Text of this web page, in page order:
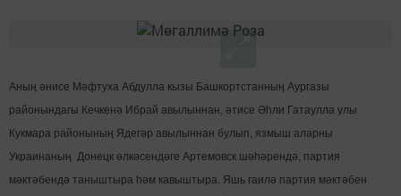
Аның әнисе Мәфтуха Абдулла кызы Башкортстанның Аургазы
районындагы Кечкенә Ибрай авылыннан, әтисе Әһли Гатаулла улы
Кукмара районының Ядегәр авылыннан булып, язмыш аларны
Украинаның Донецк өлкәсендәге Артемовск шәһәрендә, партия
мәктәбендә таныштыра һәм кавыштыра. Яшь гаилә партия мәктәбен